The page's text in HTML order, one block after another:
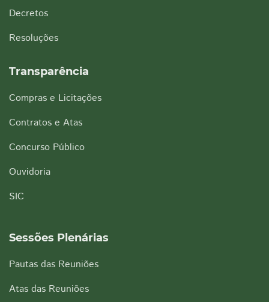
Decretos
Resoluções
Transparência
Compras e Licitações
Contratos e Atas
Concurso Público
Ouvidoria
SIC
Sessões Plenárias
Pautas das Reuniões
Atas das Reuniões